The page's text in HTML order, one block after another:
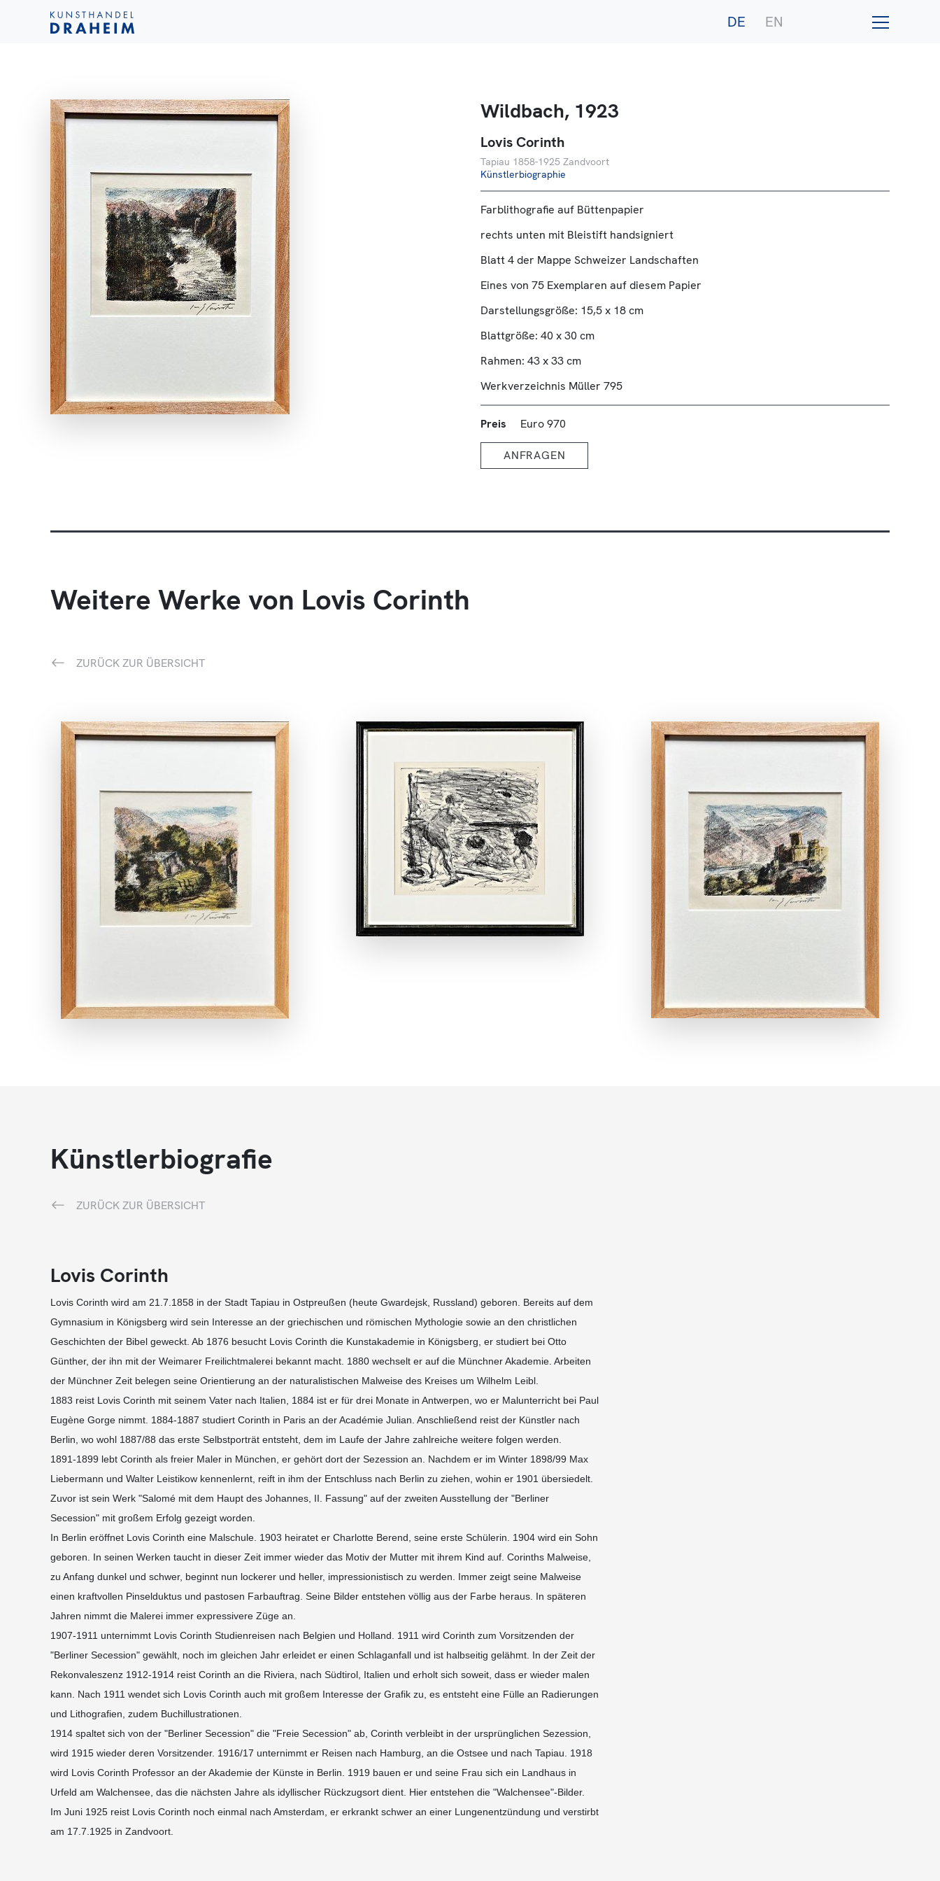
DE EN
Wildbach, 1923
Lovis Corinth
Tapiau 1858-1925 Zandvoort
Künstlerbiographie
Farblithografie auf Büttenpapier
rechts unten mit Bleistift handsigniert
Blatt 4 der Mappe Schweizer Landschaften
Eines von 75 Exemplaren auf diesem Papier
Darstellungsgröße: 15,5 x 18 cm
Blattgröße: 40 x 30 cm
Rahmen: 43 x 33 cm
Werkverzeichnis Müller 795
Preis Euro 970
ANFRAGEN
Weitere Werke von Lovis Corinth
ZURÜCK ZUR ÜBERSICHT
ANSEHEN
ANSEHEN
ANSEHEN
Künstlerbiografie
ZURÜCK ZUR ÜBERSICHT
Lovis Corinth
Lovis Corinth wird am 21.7.1858 in der Stadt Tapiau in Ostpreußen (heute Gwardejsk, Russland) geboren. Bereits auf dem
Gymnasium in Königsberg wird sein Interesse an der griechischen und römischen Mythologie sowie an den christlichen
Geschichten der Bibel geweckt. Ab 1876 besucht Lovis Corinth die Kunstakademie in Königsberg, er studiert bei Otto
Günther, der ihn mit der Weimarer Freilichtmalerei bekannt macht. 1880 wechselt er auf die Münchner Akademie. Arbeiten
der Münchner Zeit belegen seine Orientierung an der naturalistischen Malweise des Kreises um Wilhelm Leibl.
1883 reist Lovis Corinth mit seinem Vater nach Italien, 1884 ist er für drei Monate in Antwerpen, wo er Malunterricht bei Paul
Eugène Gorge nimmt. 1884-1887 studiert Corinth in Paris an der Académie Julian. Anschließend reist der Künstler nach
Berlin, wo wohl 1887/88 das erste Selbstporträt entsteht, dem im Laufe der Jahre zahlreiche weitere folgen werden.
1891-1899 lebt Corinth als freier Maler in München, er gehört dort der Sezession an. Nachdem er im Winter 1898/99 Max
Liebermann und Walter Leistikow kennenlernt, reift in ihm der Entschluss nach Berlin zu ziehen, wohin er 1901 übersiedelt.
Zuvor ist sein Werk "Salomé mit dem Haupt des Johannes, II. Fassung" auf der zweiten Ausstellung der "Berliner
Secession" mit großem Erfolg gezeigt worden.
In Berlin eröffnet Lovis Corinth eine Malschule. 1903 heiratet er Charlotte Berend, seine erste Schülerin. 1904 wird ein Sohn
geboren. In seinen Werken taucht in dieser Zeit immer wieder das Motiv der Mutter mit ihrem Kind auf. Corinths Malweise,
zu Anfang dunkel und schwer, beginnt nun lockerer und heller, impressionistisch zu werden. Immer zeigt seine Malweise
einen kraftvollen Pinselduktus und pastosen Farbauftrag. Seine Bilder entstehen völlig aus der Farbe heraus. In späteren
Jahren nimmt die Malerei immer expressivere Züge an.
1907-1911 unternimmt Lovis Corinth Studienreisen nach Belgien und Holland. 1911 wird Corinth zum Vorsitzenden der
"Berliner Secession" gewählt, noch im gleichen Jahr erleidet er einen Schlaganfall und ist halbseitig gelähmt. In der Zeit der
Rekonvaleszenz 1912-1914 reist Corinth an die Riviera, nach Südtirol, Italien und erholt sich soweit, dass er wieder malen
kann. Nach 1911 wendet sich Lovis Corinth auch mit großem Interesse der Grafik zu, es entsteht eine Fülle an Radierungen
und Lithografien, zudem Buchillustrationen.
1914 spaltet sich von der "Berliner Secession" die "Freie Secession" ab, Corinth verbleibt in der ursprünglichen Sezession,
wird 1915 wieder deren Vorsitzender. 1916/17 unternimmt er Reisen nach Hamburg, an die Ostsee und nach Tapiau. 1918
wird Lovis Corinth Professor an der Akademie der Künste in Berlin. 1919 bauen er und seine Frau sich ein Landhaus in
Urfeld am Walchensee, das die nächsten Jahre als idyllischer Rückzugsort dient. Hier entstehen die "Walchensee"-Bilder.
Im Juni 1925 reist Lovis Corinth noch einmal nach Amsterdam, er erkrankt schwer an einer Lungenentzündung und verstirbt
am 17.7.1925 in Zandvoort.